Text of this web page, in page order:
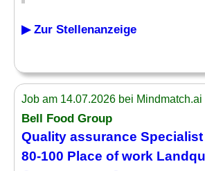
▶ Zur Stellenanzeige
Job am 14.07.2026 bei Mindmatch.ai
Bell Food Group
Quality assurance Specialist
80-100 Place of work